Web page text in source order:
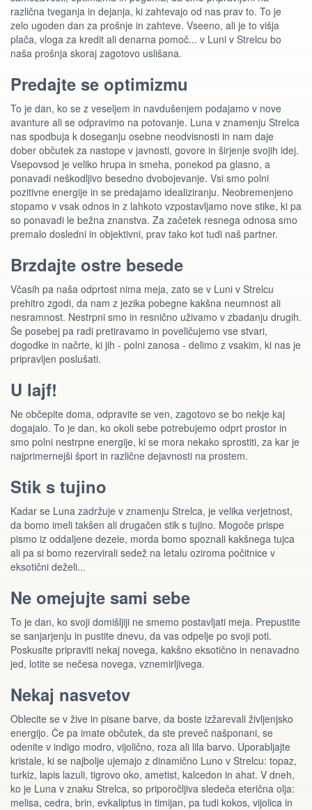
različna tveganja in dejanja, ki zahtevajo od nas prav to. To je
zelo ugoden dan za prošnje in zahteve. Vseeno, ali je to višja
plača, vloga za kredit ali denarna pomoč... v Luni v Strelcu bo
naša prošnja skoraj zagotovo uslišana.
Predajte se optimizmu
To je dan, ko se z veseljem in navdušenjem podajamo v nove
avanture ali se odpravimo na potovanje. Luna v znamenju Strelca
nas spodbuja k doseganju osebne neodvisnosti in nam daje
dober občutek za nastope v javnosti, govore in širjenje svojih idej.
Vsepovsod je veliko hrupa in smeha, ponekod pa glasno, a
ponavadi neškodljivo besedno dvobojevanje. Vsi smo polni
pozitivne energije in se predajamo idealiziranju. Neobremenjeno
stopamo v vsak odnos in z lahkoto vzpostavljamo nove stike, ki pa
so ponavadi le bežna znanstva. Za začetek resnega odnosa smo
premalo dosledni in objektivni, prav tako kot tudi naš partner.
Brzdajte ostre besede
Včasih pa naša odprtost nima meja, zato se v Luni v Strelcu
prehitro zgodi, da nam z jezika pobegne kakšna neumnost ali
nesramnost. Nestrpni smo in resnično uživamo v zbadanju drugih.
Še posebej pa radi pretiravamo in poveličujemo vse stvari,
dogodke in načrte, ki jih - polni zanosa - delimo z vsakim, ki nas je
pripravljen poslušati.
U lajf!
Ne občepite doma, odpravite se ven, zagotovo se bo nekje kaj
dogajalo. To je dan, ko okoli sebe potrebujemo odprt prostor in
smo polni nestrpne energije, ki se mora nekako sprostiti, za kar je
najprimernejši šport in različne dejavnosti na prostem.
Stik s tujino
Kadar se Luna zadržuje v znamenju Strelca, je velika verjetnost,
da bomo imeli takšen ali drugačen stik s tujino. Mogoče prispe
pismo iz oddaljene dezele, morda bomo spoznali kakšnega tujca
ali pa si bomo rezervirali sedež na letalu oziroma počitnice v
eksotični deželi...
Ne omejujte sami sebe
To je dan, ko svoji domišljiji ne smemo postavljati meja. Prepustite
se sanjarjenju in pustite dnevu, da vas odpelje po svoji poti.
Poskusite pripraviti nekaj novega, kakšno eksotično in nenavadno
jed, lotite se nečesa novega, vznemirljivega.
Nekaj nasvetov
Oblecite se v žive in pisane barve, da boste izžarevali življenjsko
energijo. Če pa imate občutek, da ste preveč našponani, se
odenite v indigo modro, vijolično, roza ali lila barvo. Uporabljajte
kristale, ki se najbolje ujemajo z dinamično Luno v Strelcu: topaz,
turkiz, lapis lazuli, tigrovo oko, ametist, kalcedon in ahat. V dneh,
ko je Luna v znaku Strelca, so priporočljiva sledeča eterična olja:
melisa, cedra, brin, evkaliptus in timijan, pa tudi kokos, vijolica in